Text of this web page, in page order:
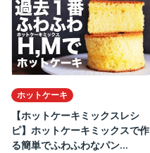
ホットケーキ
【ホットケーキミックスレシ
ピ】ホットケーキミックスで作
る簡単でふわふわなパン...